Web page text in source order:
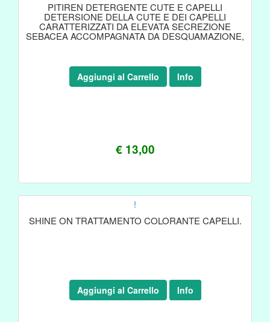
PITIREN DETERGENTE CUTE E CAPELLI
DETERSIONE DELLA CUTE E DEI CAPELLI
CARATTERIZZATI DA ELEVATA SECREZIONE
SEBACEA ACCOMPAGNATA DA DESQUAMAZIONE,
€ 13,00
Aggiungi al Carrello Info
!
SHINE ON TRATTAMENTO COLORANTE CAPELLI.
Aggiungi al Carrello Info